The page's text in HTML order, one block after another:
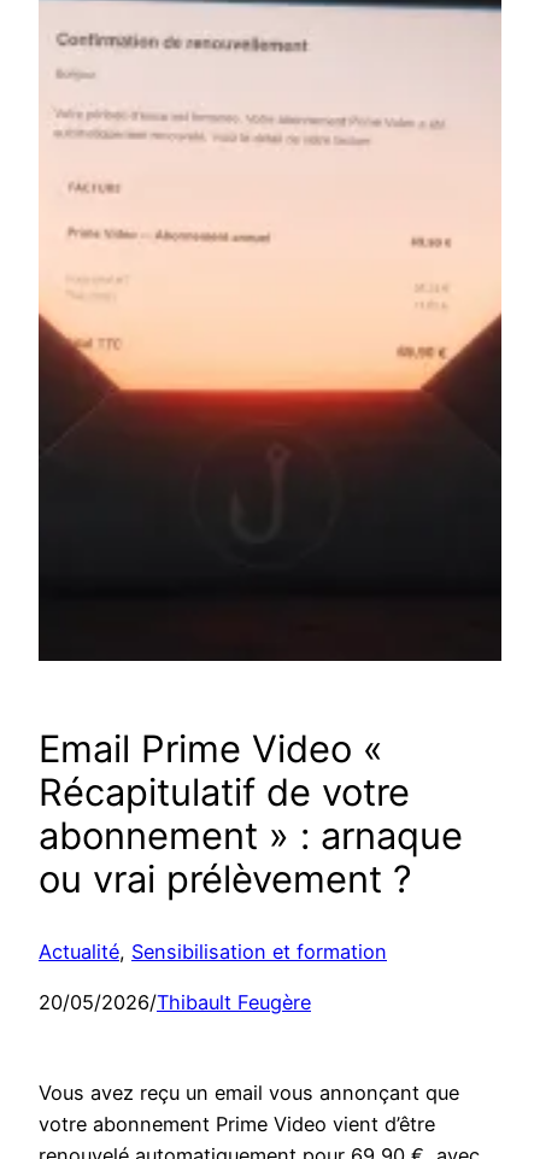
Email Prime Video «
Récapitulatif de votre
abonnement » : arnaque
ou vrai prélèvement ?
Actualité, Sensibilisation et formation
20/05/2026/Thibault Feugère
Vous avez reçu un email vous annonçant que
votre abonnement Prime Video vient d’être